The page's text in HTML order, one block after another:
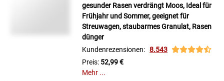
gesunder Rasen verdrängt Moos, Ideal für
Frühjahr und Sommer, geeignet für
Streuwagen, staubarmes Granulat, Rasen
dünger
Kundenrezensionen: 8.543
Preis: 52,99 €
Mehr ...